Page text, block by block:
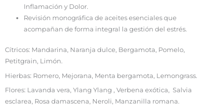
Inflamación y Dolor.
Revisión monográfica de aceites esenciales que
acompañan de forma integral la gestión del estrés.
Cítricos: Mandarina, Naranja dulce, Bergamota, Pomelo,
Petitgrain, Limón.
Hierbas: Romero, Mejorana, Menta bergamota, Lemongrass.
Flores: Lavanda vera, Ylang Ylang , Verbena exótica, Salvia
esclarea, Rosa damascena, Neroli, Manzanilla romana.